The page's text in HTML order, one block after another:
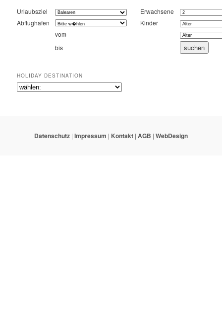
Urlaubsziel
Erwachsene
Abflughafen
Kinder
vom
bis
HOLIDAY DESTINATION
Datenschutz | Impressum | Kontakt | AGB | WebDesign